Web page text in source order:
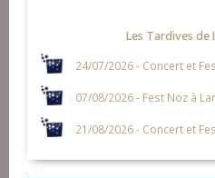
Les Tardives de
24/07/2026 - Concert et
07/08/2026 - Fest Noz à
21/08/2026 - Concert et